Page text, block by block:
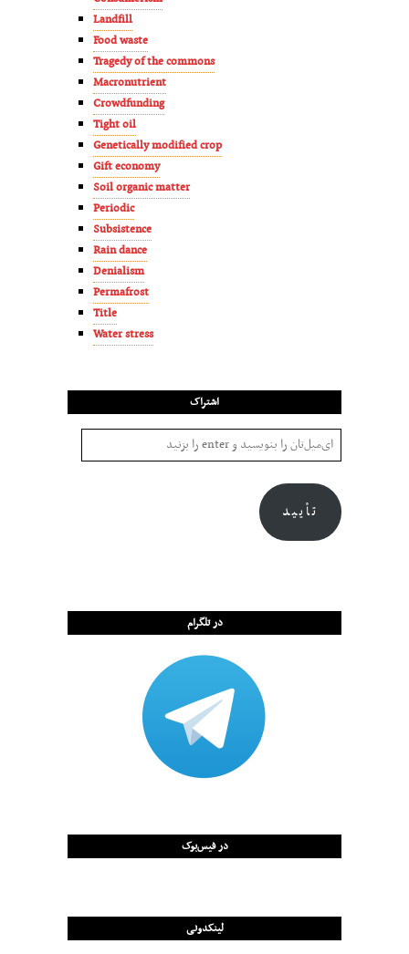
Landfill
Food waste
Tragedy of the commons
Macronutrient
Crowdfunding
Tight oil
Genetically modified crop
Gift economy
Soil organic matter
Periodic
Subsistence
Rain dance
Denialism
Permafrost
Title
Water stress
اشتراک
تأیید
در تلگرام
در فیس‌بوک
لینکدونی